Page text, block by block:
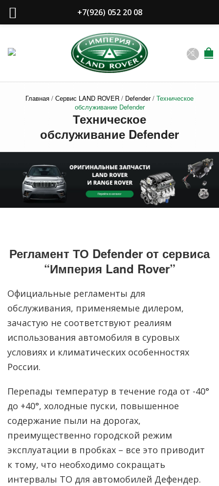
Главная / Сервис LAND ROVER / Defender / Техническое
обслуживание Defender
Техническое
обслуживание Defender
Регламент ТО Defender от сервиса
“Империя Land Rover”
Официальные регламенты для
обслуживания, применяемые дилером,
зачастую не соответствуют реалиям
использования автомобиля в суровых
условиях и климатических особенностях
России.
Перепады температур в течение года от -40°
до +40°, холодные пуски, повышенное
содержание пыли на дорогах,
преимущественно городской режим
эксплуатации в пробках – все это приводит
к тому, что необходимо сокращать
интервалы ТО для автомобилей Дефендер.
+7(926) 052 20 08